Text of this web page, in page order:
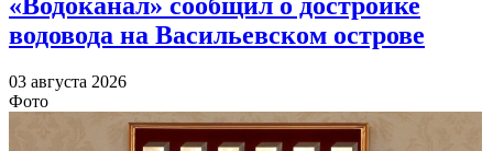
водовода на Васильевском острове
03 августа 2026
Фото